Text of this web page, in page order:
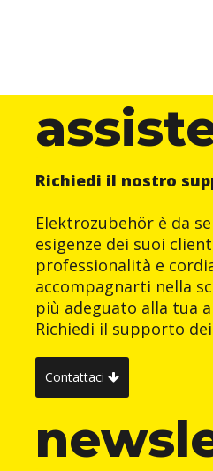
Richiedi il nostro
Elektrozubehör è da
esigenze dei suoi
professionalità e
accompagnarti nella
più adeguato alla tua
Richiedi il supporto
Contattaci